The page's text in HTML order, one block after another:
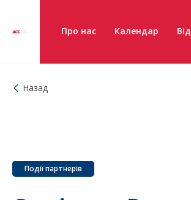
Про нас Календар
Назад
Події партнерів